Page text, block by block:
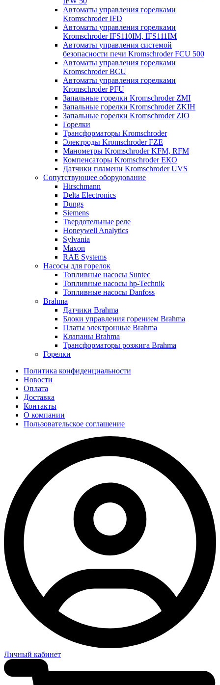
Автоматы управления горелками
Kromschroder IFD
Автоматы управления горелками
Kromschroder IFS110IM, IFS111IM
Автоматы управления системой
безопасности печи Kromschroder FCU 500
Автоматы управления горелками
Kromschroder BCU
Автоматы управления горелками
Kromschroder PFU
Запальные горелки Kromschroder ZМI
Запальные горелки Kromschroder ZKIH
Запальные горелки Kromschroder ZIO
Горелки
Трансформаторы Kromschroder
Электроды Kromschroder FZE
Манометры Kromschroder KFM, RFM
Компенсаторы Kromschroder ЕКО
Датчики пламени Kromschroder UVS
Сопутствующее оборудование
Hirschmann
Delta Electronics
Dungs
Siemens
Твердотельные реле
Honeywell Analytics
Sylvania
Maxon
RAE Systems
Насосы для горелок
Топливные насосы Suntec
Топливные насосы hp-Technik
Топливные насосы Danfoss
Brahma
Датчики Brahma
Блоки управления горением Brahma
Платы электронные Brahma
Клапаны Brahma
Трансформаторы розжига Brahma
Горелки
Политика конфиденциальности
Новости
Оплата
Доставка
Контакты
О компании
Пользовательское соглашение
Личный кабинет